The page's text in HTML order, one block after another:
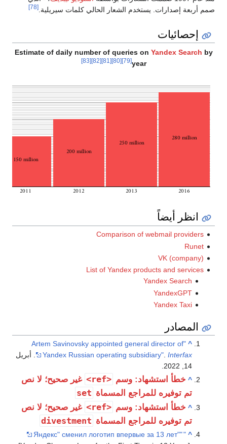
صمم أربعة إصدارات. يستخدم الشعار الحالي كلمات سيريلية. [78]
إحصائيات
Estimate of daily number of queries on Yandex Search by
year
[79]
[80]
[81]
[82]
[83]
انظر أيضاً
Comparison of webmail providers
Runet
VK (company)
List of Yandex products and services
Yandex Search
YandexGPT
Yandex Taxi
المصادر
^
"Artem Savinovsky appointed general director of
Yandex Russian operating subsidiary".Interfax
. أبريل
14, 2022.
^ خطأ استشهاد: وسم <ref>
غير صحيح؛ لا نص
تم توفيره للمراجع المسماة set
^ خطأ استشهاد: وسم <ref>
غير صحيح؛ لا نص
تم توفيره للمراجع المسماة divestment
^
"
"Яндекс" сменил логотип впервые за 13 лет"